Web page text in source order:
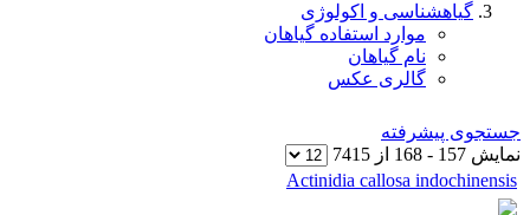
گیاهشناسی و اکولوژی
موارد استفاده گیاهان
نام گیاهان
گالری عکس
جستجوی پیشرفته
نمایش 157
-
168 از 7415
Actinidia callosa indochinensis